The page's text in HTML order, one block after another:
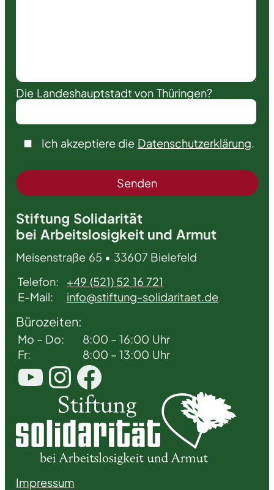
Die Landeshauptstadt von Thüringen?
Ich akzeptiere die Datenschutzerklärung.
Stiftung Solidarität
bei Arbeitslosigkeit und Armut
Meisenstraße 65 • 33607 Bielefeld
Telefon:
+49 (521) 52 16 721
E-Mail:
info@stiftung-solidaritaet.de
Bürozeiten:
Mo – Do:
8:00 – 16:00 Uhr
Fr:
8:00 – 13:00 Uhr
YouTube InstagramFacebook
Impressum